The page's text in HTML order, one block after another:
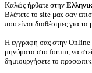
Καλώς ήρθατε στην
Βλέπετε το site μας σαν
που είναι διαθέσιμες για τα
Η εγγραφή σας στην Online
μηνύματα στο forum, να
δημιουργήσετε το